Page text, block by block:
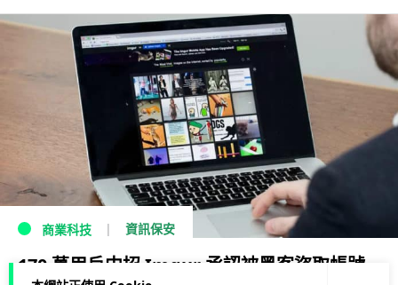
商業科技 資訊保安
170 萬用戶中招 Imgur 承認被黑客盜取帳號